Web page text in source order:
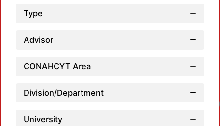
Type
Advisor
CONAHCYT Area
Division/Department
University